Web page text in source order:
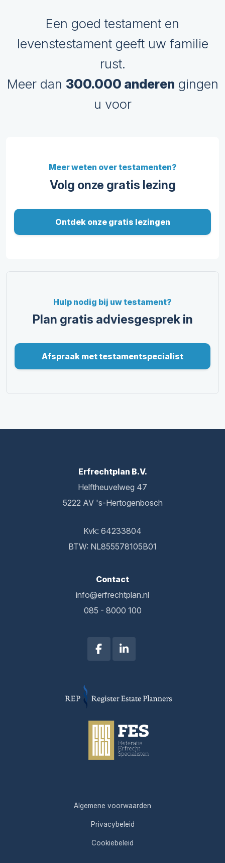
Een goed testament en
levenstestament geeft uw familie
rust.
Meer dan 300.000 anderen gingen
u voor
Meer weten over testamenten?
Volg onze gratis lezing
Ontdek onze gratis lezingen
Hulp nodig bij uw testament?
Plan gratis adviesgesprek in
Afspraak met testamentspecialist
Erfrechtplan B.V.
Helftheuvelweg 47
5222 AV 's-Hertogenbosch
Kvk: 64233804
BTW: NL855578105B01
Contact
info@erfrechtplan.nl
085 - 8000 100
Algemene voorwaarden
Privacybeleid
Cookiebeleid